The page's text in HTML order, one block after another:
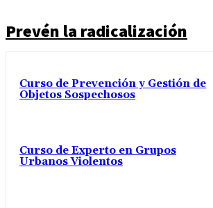
Prevén la radicalización
Curso de Prevención y Gestión de
Objetos Sospechosos
Curso de Experto en Grupos
Urbanos Violentos